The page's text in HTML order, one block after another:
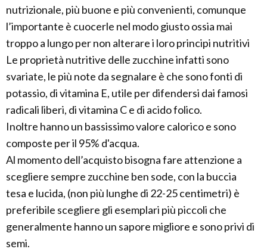
nutrizionale, più buone e più convenienti, comunque
l’importante è cuocerle nel modo giusto ossia mai
troppo a lungo per non alterare i loro principi nutritivi
Le proprietà nutritive delle zucchine infatti sono
svariate, le più note da segnalare è che sono fonti di
potassio, di vitamina E, utile per difendersi dai famosi
radicali liberi, di vitamina C e di acido folico.
Inoltre hanno un bassissimo valore calorico e sono
composte per il 95% d'acqua.
Al momento dell’acquisto bisogna fare attenzione a
scegliere sempre zucchine ben sode, con la buccia
tesa e lucida, (non più lunghe di 22-25 centimetri) è
preferibile scegliere gli esemplari più piccoli che
generalmente hanno un sapore migliore e sono privi di
semi.